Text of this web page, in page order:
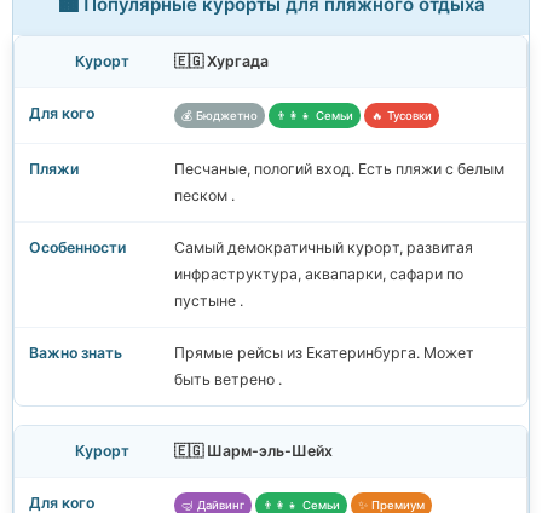
🇪🇬 Хургада
💰 Бюджетно 👨‍👩‍👧 Семьи 🔥 Тусовки
Песчаные, пологий вход. Есть пляжи с белым
песком .
Самый демократичный курорт, развитая
инфраструктура, аквапарки, сафари по
пустыне .
Прямые рейсы из Екатеринбурга. Может
быть ветрено .
🇪🇬 Шарм-эль-Шейх
🤿 Дайвинг 👨‍👩‍👧 Семьи ✨ Премиум